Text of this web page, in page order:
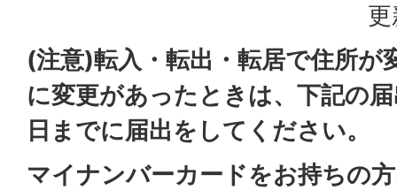
(注意)転入・転出・転居で住所が
に変更があったときは、下記の
日までに届出をしてください。
マイナンバーカードをお持ちの